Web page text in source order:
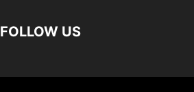
FOLLOW US